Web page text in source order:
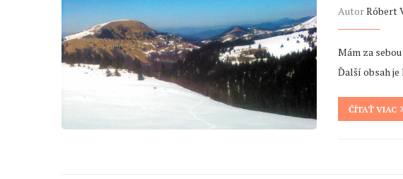
AutorRóbert
Mám za
Ďalší obsah
ČÍTAŤ VIAC